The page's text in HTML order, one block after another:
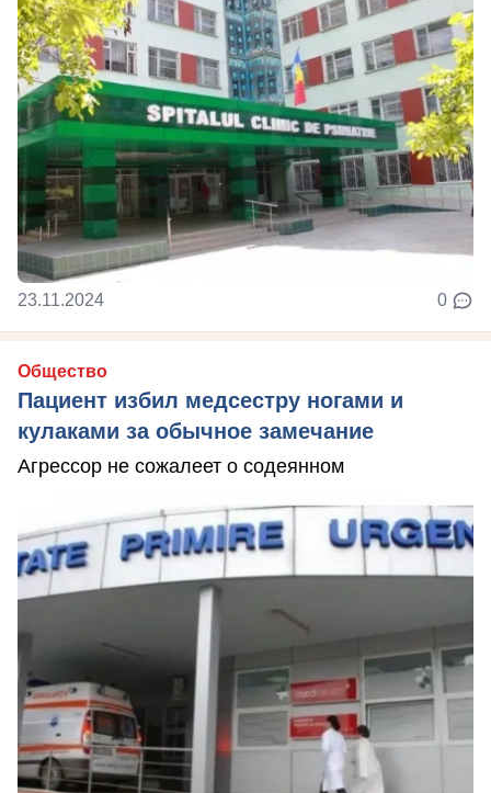
23.11.2024 0
Общество
Пациент избил медсестру ногами и
кулаками за обычное замечание
Агрессор не сожалеет о содеянном